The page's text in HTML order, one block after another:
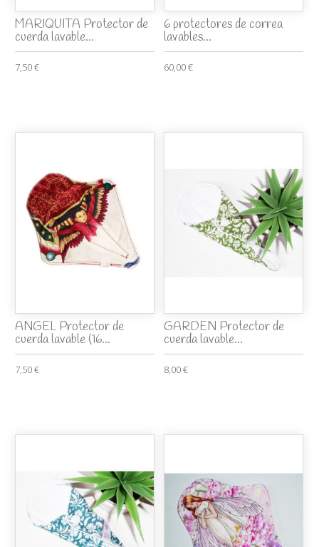
MARIQUITA Protector de
cuerda lavable...
7,50 €
6 protectores de correa
lavables...
60,00 €
ANGEL Protector de
cuerda lavable (16...
7,50 €
GARDEN Protector de
cuerda lavable...
8,00 €